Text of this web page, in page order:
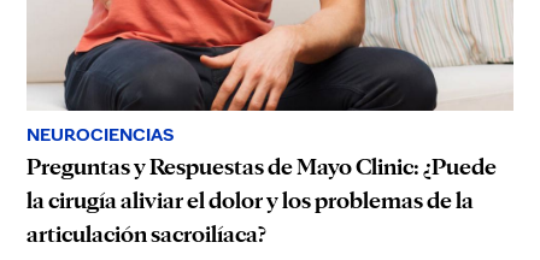
NEUROCIENCIAS
Preguntas y Respuestas de Mayo Clinic: ¿Puede
la cirugía aliviar el dolor y los problemas de la
articulación sacroilíaca?